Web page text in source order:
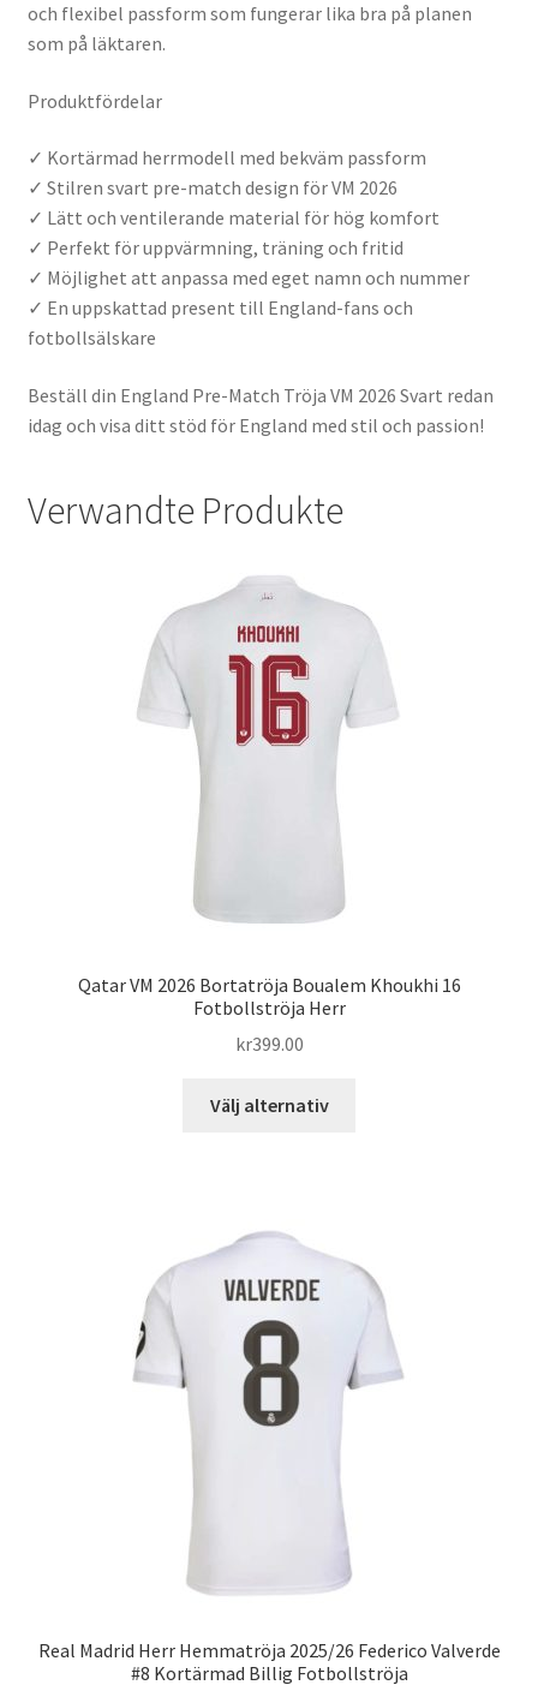
och flexibel passform som fungerar lika bra på planen
som på läktaren.
Produktfördelar
✓ Kortärmad herrmodell med bekväm passform
✓ Stilren svart pre-match design för VM 2026
✓ Lätt och ventilerande material för hög komfort
✓ Perfekt för uppvärmning, träning och fritid
✓ Möjlighet att anpassa med eget namn och nummer
✓ En uppskattad present till England-fans och
fotbollsälskare
Beställ din England Pre-Match Tröja VM 2026 Svart redan
idag och visa ditt stöd för England med stil och passion!
Verwandte Produkte
Qatar VM 2026 Bortatröja Boualem Khoukhi 16
Fotbollströja Herr
kr399.00
Välj alternativ
De
olika
alternativen
kan
väljas
Real Madrid Herr Hemmatröja 2025/26 Federico Valverde
#8 Kortärmad Billig Fotbollströja